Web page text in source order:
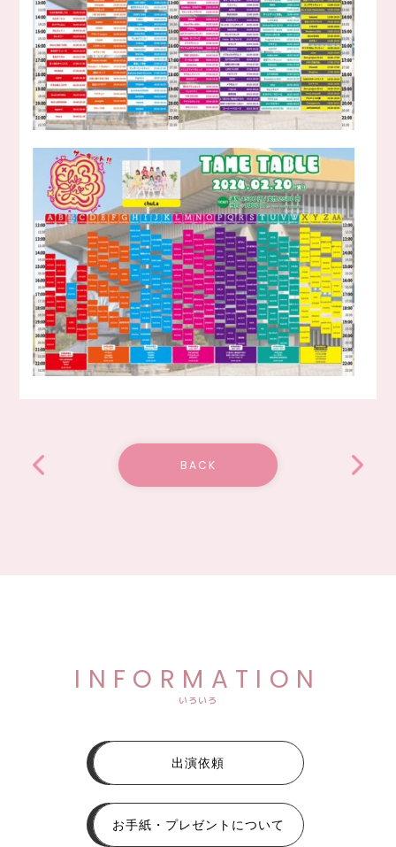
BACK
INFORMATION
いろいろ
出演依頼
お手紙・プレゼントについて